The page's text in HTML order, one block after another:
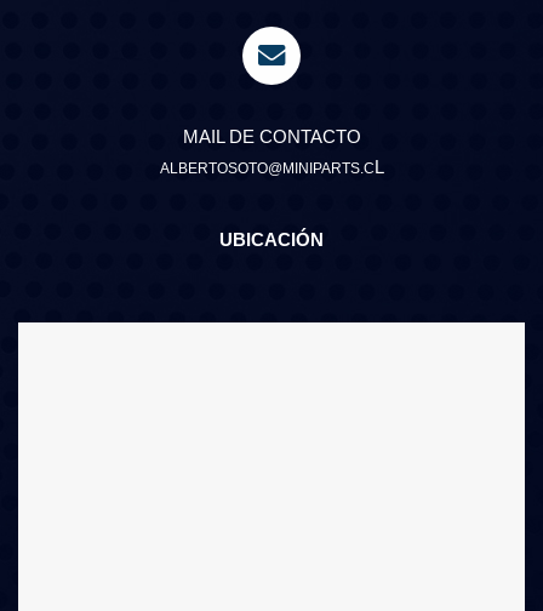
MAIL DE CONTACTO
ALBERTOSOTO@MINIPARTS.CL
UBICACIÓN